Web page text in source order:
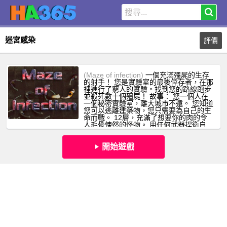
迷宮感染 評價
(Maze of infection) 一個充滿殭屍的生存
的射手！ 您是實驗室的最後倖存者，在那
裡進行了窮人的實驗。找到您的路線跑步
並殺死數十個殭屍！ 故事： 您一個人在
一個秘密實驗室，離大城市不遠。 您知道
您可以逃離建築物，您只需要為自己的生
命而戰。 12層，充滿了想要你的肉的令
人毛骨悚然的怪物。 用任何武器捍衛自
己，奔向出口...
開始遊戲